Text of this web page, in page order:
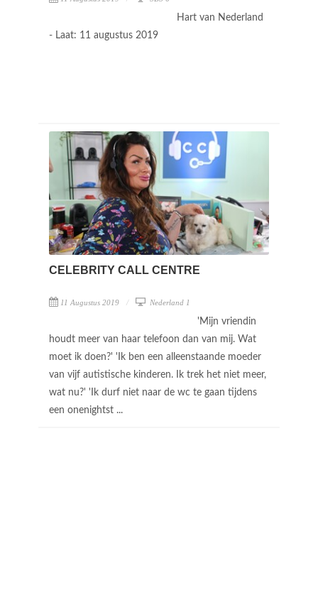
Hart van Nederland
- Laat: 11 augustus 2019
CELEBRITY CALL CENTRE
11 Augustus 2019 Nederland 1
'Mijn vriendin
houdt meer van haar telefoon dan van mij. Wat
moet ik doen?' 'Ik ben een alleenstaande moeder
van vijf autistische kinderen. Ik trek het niet meer,
wat nu?' 'Ik durf niet naar de wc te gaan tijdens
een onenightst ...